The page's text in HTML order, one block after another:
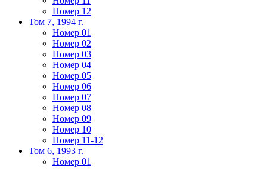
Номер 12
Том 7, 1994 г.
Номер 01
Номер 02
Номер 03
Номер 04
Номер 05
Номер 06
Номер 07
Номер 08
Номер 09
Номер 10
Номер 11-12
Том 6, 1993 г.
Номер 01